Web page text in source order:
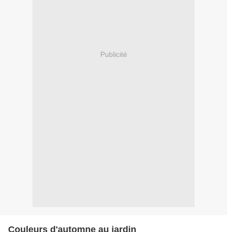
Publicité
Couleurs d'automne au jardin